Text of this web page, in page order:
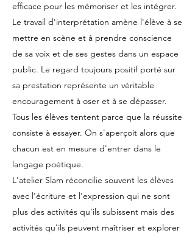
efficace pour les mémoriser et les intégrer.
Le travail d'interprétation amène l'élève à se
mettre en scène et à prendre conscience
de sa voix et de ses gestes dans un espace
public. Le regard toujours positif porté sur
sa prestation représente un véritable
encouragement à oser et à se dépasser.
Tous les élèves tentent parce que la réussite
consiste à essayer. On s'aperçoit alors que
chacun est en mesure d'entrer dans le
langage poétique.
L'atelier Slam réconcilie souvent les élèves
avec l'écriture et l'expression qui ne sont
plus des activités qu'ils subissent mais des
activités qu'ils peuvent maîtriser et explorer